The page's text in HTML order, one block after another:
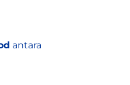
antara